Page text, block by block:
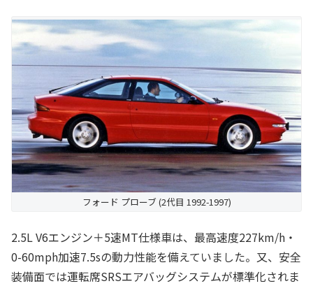
フォード プローブ (2代目 1992-1997)
2.5L V6エンジン＋5速MT仕様車は、最高速度227km/h・
0-60mph加速7.5sの動力性能を備えていました。又、安全
装備面では運転席SRSエアバッグシステムが標準化されま